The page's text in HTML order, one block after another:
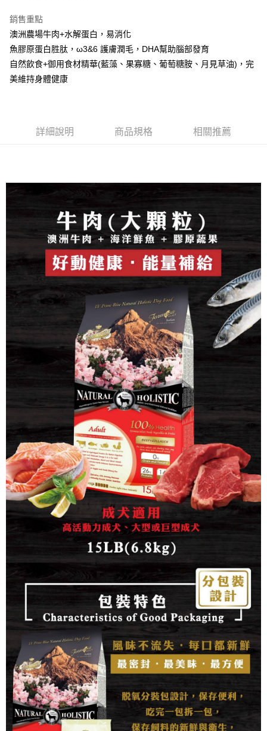
運送方式
宅配
每筆NT$100，滿NT$1,000(含以上)免運費
銷售重點
澳洲農場牛肉+水解蛋白，易消化
魚膠原蛋白胜肽，ω3&6 護膚潤毛，DHA幫助腦部發育
自然飲食+御用食材精華(藍藻、果寡糖、葡萄糖胺、月見草油)，完
美維持身體健康
詳細說明 商品規格 相關推薦